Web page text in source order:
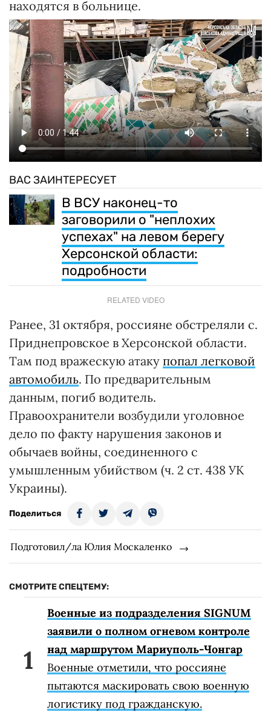
находятся в больнице.
ВАС ЗАИНТЕРЕСУЕТ
В ВСУ наконец-то
заговорили о "неплохих
успехах" на левом берегу
Херсонской области:
подробности
RELATED VIDEO
Ранее, 31 октября, россияне обстреляли с.
Приднепровское в Херсонской области.
Там под вражескую атаку попал легковой
автомобиль. По предварительным
данным, погиб водитель.
Правоохранители возбудили уголовное
дело по факту нарушения законов и
обычаев войны, соединенного с
умышленным убийством (ч. 2 ст. 438 УК
Украины).
Поделиться
Подготовил/ла Юлия Москаленко
СМОТРИТЕ СПЕЦТЕМУ:
Военные из подразделения SIGNUM
заявили о полном огневом контроле
над маршрутом Мариуполь-Чонгар
Военные отметили, что россияне
пытаются маскировать свою военную
логистику под гражданскую.